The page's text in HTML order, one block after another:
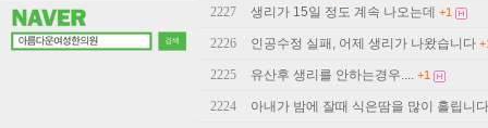
2227 생리가 15일 정도 계속 나오는데 +1
2226 인공수정 실패, 어제 생리가 나왔습니다
2225 유산후 생리를 안하는경우.... +1
2224 아내가 밤에 잘때 식은땀을 많이 흘립니